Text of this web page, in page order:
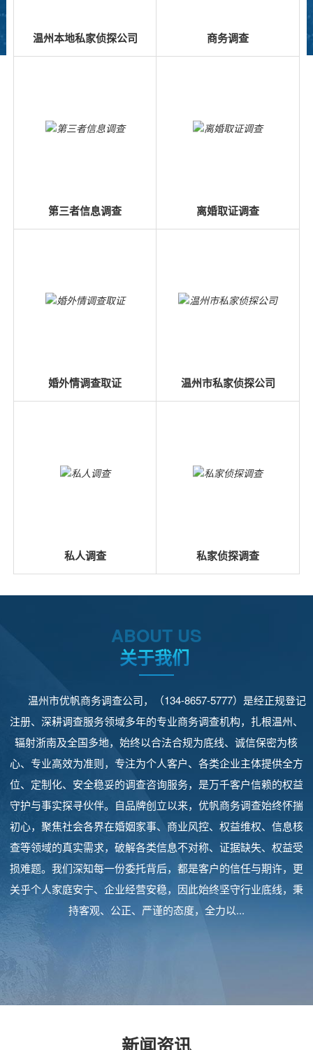
温州本地私家侦探公司 商务调查
第三者信息调查 离婚取证调查
婚外情调查取证 温州市私家侦探公司
私人调查 私家侦探调查
ABOUT US
关于我们
温州市优帆商务调查公司，（134-8657-5777）是经正规登记
注册、深耕调查服务领域多年的专业商务调查机构，扎根温州、
辐射浙南及全国多地，始终以合法合规为底线、诚信保密为核
心、专业高效为准则，专注为个人客户、各类企业主体提供全方
位、定制化、安全稳妥的调查咨询服务，是万千客户信赖的权益
守护与事实探寻伙伴。自品牌创立以来，优帆商务调查始终怀揣
初心，聚焦社会各界在婚姻家事、商业风控、权益维权、信息核
查等领域的真实需求，破解各类信息不对称、证据缺失、权益受
损难题。我们深知每一份委托背后，都是客户的信任与期许，更
关乎个人家庭安宁、企业经营安稳，因此始终坚守行业底线，秉
持客观、公正、严谨的态度，全力以...
新闻资讯